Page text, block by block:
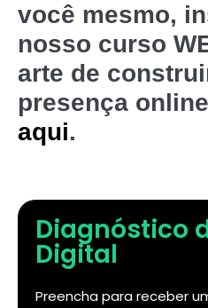
você mesmo,
nosso curso
arte de
presença
aqui.
Diagnóstico
Digital
Preencha para receber